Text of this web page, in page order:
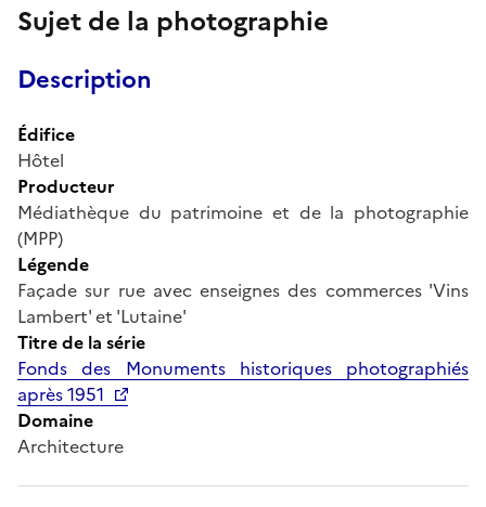
Sujet de la photographie
Description
Édifice
Hôtel
Producteur
Médiathèque du patrimoine et de la photographie
(MPP)
Légende
Façade sur rue avec enseignes des commerces 'Vins
Lambert' et 'Lutaine'
Titre de la série
Fonds des Monuments historiques photographiés
après 1951
Domaine
Architecture